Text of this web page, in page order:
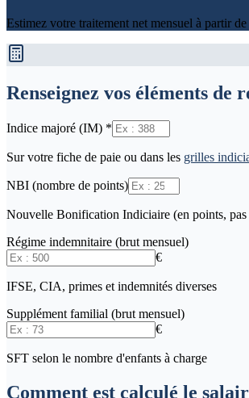
Estimez votre traitement net mensuel à partir
Renseignez vos éléments de
Indice majoré (IM) *
Sur votre fiche de paie ou dans les grilles
NBI (nombre de points)
Nouvelle Bonification Indiciaire (en points, pas
Régime indemnitaire (brut mensuel)
€
IFSE, CIA, primes et indemnités diverses
Supplément familial (brut mensuel)
€
SFT selon le nombre d'enfants à charge
Comment est calculé le